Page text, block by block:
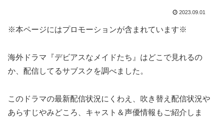
2023.09.01
※本ページにはプロモーションが含まれています※
海外ドラマ『デビアスなメイドたち』はどこで見れるの
か、配信してるサブスクを調べました。
このドラマの最新配信状況にくわえ、吹き替え配信状況や
あらすじやみどころ、キャスト＆声優情報もご紹介しま